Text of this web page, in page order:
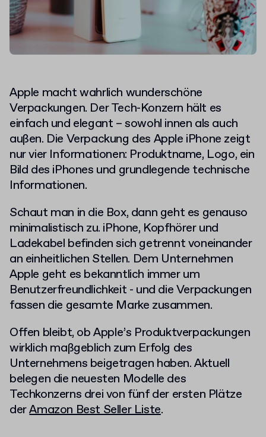
Apple macht wahrlich wunderschöne
Verpackungen. Der Tech-Konzern hält es
einfach und elegant – sowohl innen als auch
außen. Die Verpackung des Apple iPhone zeigt
nur vier Informationen: Produktname, Logo, ein
Bild des iPhones und grundlegende technische
Informationen.
Schaut man in die Box, dann geht es genauso
minimalistisch zu. iPhone, Kopfhörer und
Ladekabel befinden sich getrennt voneinander
an einheitlichen Stellen. Dem Unternehmen
Apple geht es bekanntlich immer um
Benutzerfreundlichkeit - und die Verpackungen
fassen die gesamte Marke zusammen.
Offen bleibt, ob Apple’s Produktverpackungen
wirklich maßgeblich zum Erfolg des
Unternehmens beigetragen haben. Aktuell
belegen die neuesten Modelle des
Techkonzerns drei von fünf der ersten Plätze
derAmazon Best Seller Liste.